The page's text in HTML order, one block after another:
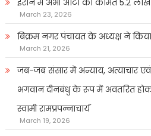
ईरान में अभी आटा की कीमत 5.2 लाख
March 23, 2026
बिक्रम नगर पंचायत के अध्यक्ष ने
March 21, 2026
जब-जब संसार में अन्याय, अत्याचार
भगवान दीनबंधु के रूप में अवतरित
स्वामी रामप्रपन्नाचार्य
March 19, 2026